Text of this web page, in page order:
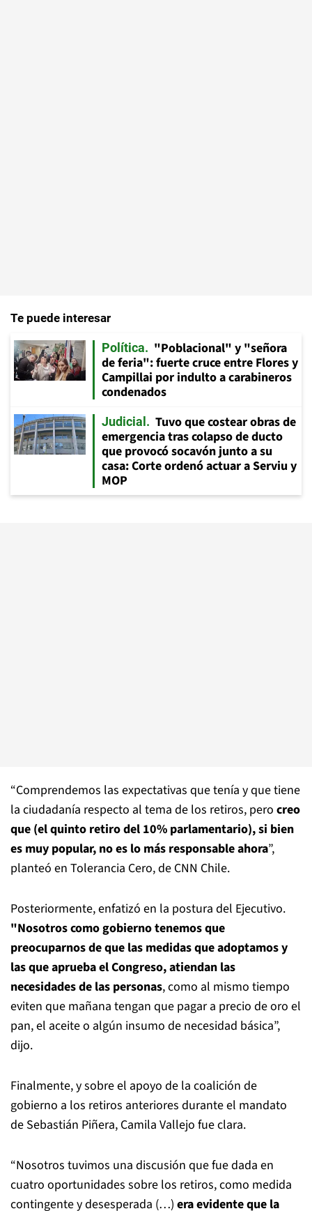
Te puede interesar
Política
"Poblacional" y "señora
de feria": fuerte cruce entre Flores y
Campillai por indulto a carabineros
condenados
Judicial
Tuvo que costear obras de
emergencia tras colapso de ducto
que provocó socavón junto a su
casa: Corte ordenó actuar a Serviu y
MOP
“Comprendemos las expectativas que tenía y que tiene
la ciudadanía respecto al tema de los retiros, pero creo
que (el quinto retiro del 10% parlamentario), si bien
es muy popular, no es lo más responsable ahora”,
planteó en Tolerancia Cero, de CNN Chile.
Posteriormente, enfatizó en la postura del Ejecutivo.
"Nosotros como gobierno tenemos que
preocuparnos de que las medidas que adoptamos y
las que aprueba el Congreso, atiendan las
necesidades de las personas, como al mismo tiempo
eviten que mañana tengan que pagar a precio de oro el
pan, el aceite o algún insumo de necesidad básica”,
dijo.
Finalmente, y sobre el apoyo de la coalición de
gobierno a los retiros anteriores durante el mandato
de Sebastián Piñera, Camila Vallejo fue clara.
“Nosotros tuvimos una discusión que fue dada en
cuatro oportunidades sobre los retiros, como medida
contingente y desesperada (…) era evidente que la